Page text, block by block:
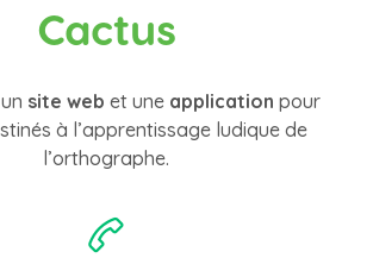
Cactus
site web et une application pour
à l’apprentissage ludique de
l’orthographe.